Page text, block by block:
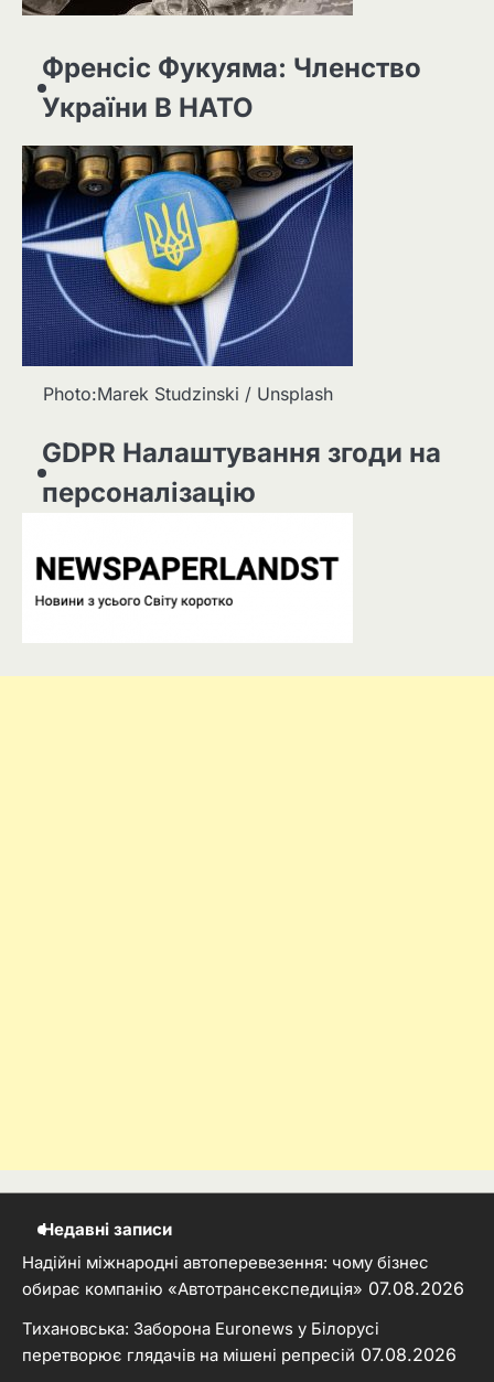
Френсіс Фукуяма: Членство
України В НАТО
Photo:Marek Studzinski / Unsplash
GDPR Налаштування згоди на
персоналізацію
Недавні записи
Надійні міжнародні автоперевезення: чому бізнес
обирає компанію «Автотрансекспедиція» 07.08.2026
Тихановська: Заборона Euronews у Білорусі
перетворює глядачів на мішені репресій 07.08.2026